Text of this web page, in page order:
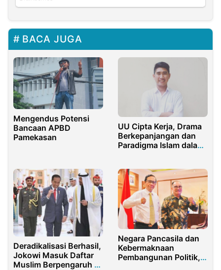
BACA JUGA
Mengendus Potensi
Bancaan APBD
Pamekasan
UU Cipta Kerja, Drama
Berkepanjangan dan
Paradigma Islam dalam
Deradikalisasi Berhasil,
Jokowi Masuk Daftar
Muslim Berpengaruh di
Negara Pancasila dan
Kebermaknaan
Pembangunan Politik,